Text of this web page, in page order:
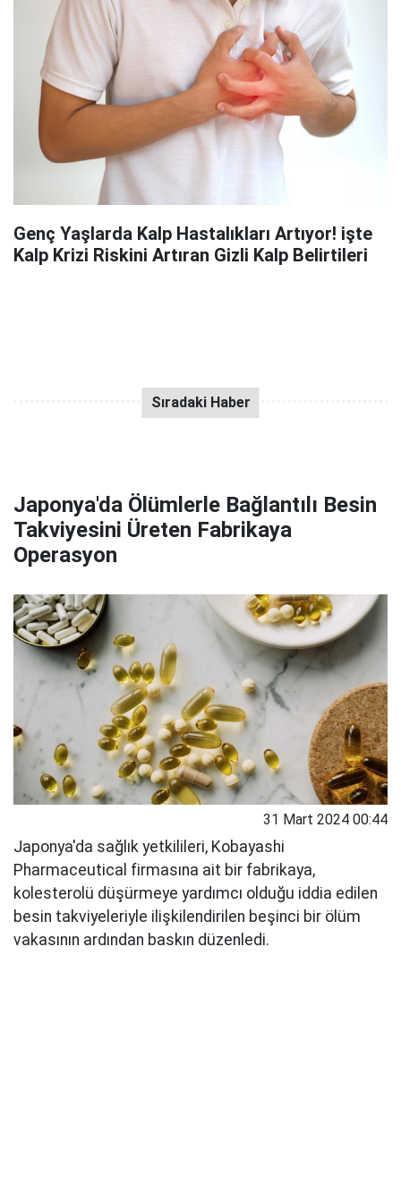
Genç Yaşlarda Kalp Hastalıkları Artıyor! işte
Kalp Krizi Riskini Artıran Gizli Kalp Belirtileri
Japonya'da Ölümlerle Bağlantılı Besin
Takviyesini Üreten Fabrikaya
Operasyon
31 Mart 2024 00:44
Japonya'da sağlık yetkilileri, Kobayashi
Pharmaceutical firmasına ait bir fabrikaya,
kolesterolü düşürmeye yardımcı olduğu iddia edilen
besin takviyeleriyle ilişkilendirilen beşinci bir ölüm
vakasının ardından baskın düzenledi.